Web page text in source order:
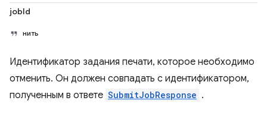
jobId
нить
Идентификатор задания печати, которое необходимо
отменить. Он должен совпадать с идентификатором,
полученным в ответе SubmitJobResponse .